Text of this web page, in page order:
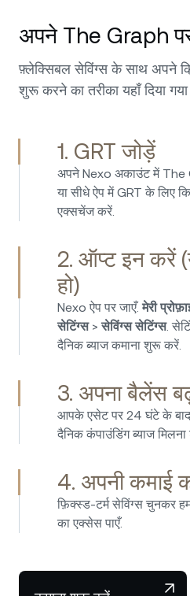
उपयोग कर रहा हूँ, और यह
रोज़मर्रा के खर्च के लिए आसान है,
और लगातार मिलता है. उनकी
तेज़, मिलनसार, और वास्तव में
Nexo सिर्फ़ क्रिप्टो के लिए
विकल्प भी बेहतरीन हैं. मैं दैनिक
हूँ. जमा करना और निकासी
यह जानकर विश्वास है कि फ़ंड
फ़िएट सेविंग्स पर पैसिव आय के
मैं अब चार साल से ज़्यादा समय
हूँ और मुझे कहना होगा कि यह
कॉइन पर बहुत ज़्यादा ब्याज दरें
प्लेटफ़ॉर्म में से एक है. उनके पास
बेहतरीन ग्राहक सेवा है. इस
अपने The Graph
फ़्लेक्सिबल सेविंग्स के साथ अपने
शुरू करने का तरीका यहाँ दिया
1. GRT जोड़ें
अपने Nexo अकाउंट में The
या सीधे ऐप में GRT के लिए
एक्सचेंज करें.
2. ऑप्ट इन करें
हो)
Nexo ऐप पर जाएँ.मेरी
सेटिंग्स>सेविंग्स सेटिंग्स.
दैनिक ब्याज कमाना शुरू करें.
3. अपना बैलेंस
आपके एसेट पर 24 घंटे के
दैनिक कंपाउंडिंग ब्याज मिलना
4. अपनी कमाई
फ़िक्स्ड-टर्म सेविंग्स चुनकर
का एक्सेस पाएँ.